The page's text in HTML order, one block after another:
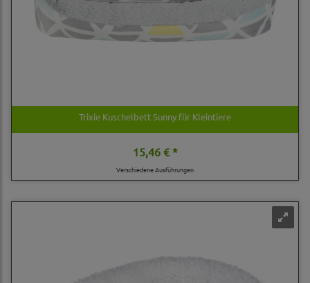
Trixie Kuschelbett Sunny für Kleintiere
15,46 € *
Verschiedene Ausführungen